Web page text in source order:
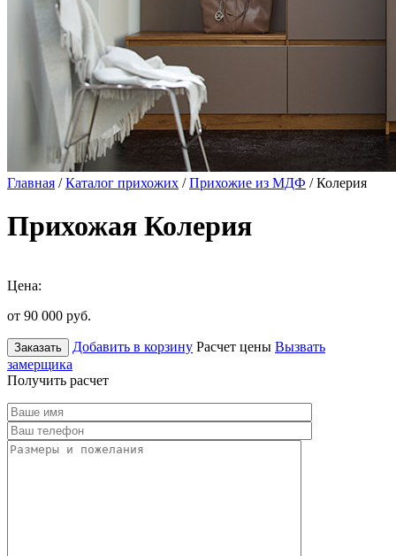
Главная /Каталог прихожих /Прихожие из МДФ / Колерия
Прихожая Колерия
Цена:
от 90 000 руб.
Заказать Добавить в корзину Расчет цены Вызвать
замерщика
Получить расчет